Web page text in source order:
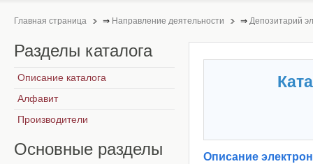
Главная страница ⇒ Направление деятельности ⇒ Депозитарий
Описание
Разделы каталога
Описание каталога
Алфавит
Производители
Основные разделы